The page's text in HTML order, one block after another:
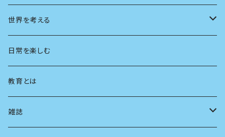
都市
地方
まちづくり
コミュニティ
世界を考える
思想
日常を楽しむ
教育とは
雑誌